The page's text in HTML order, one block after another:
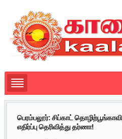
பெரம்பலூர்: சிப்காட்
எதிர்ப்பு தெரிவித்து தர்ணா!